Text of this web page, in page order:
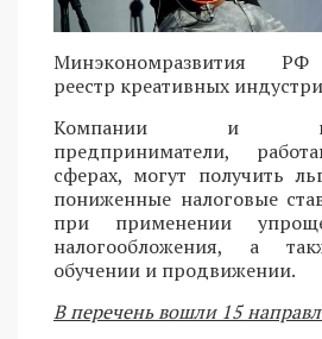
Минэкономразвития РФ
реестр креативных
Компании и
предприниматели,
сферах, могут получить
пониженные налоговые
при применении
налогообложения, а
обучении и продвижении.
В перечень вошли 15